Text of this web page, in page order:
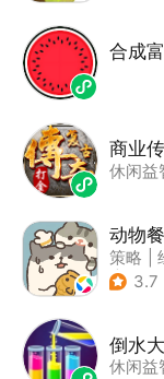
合成
商业
休闲益
动物
策略
| 宠物
3.7
倒水
休闲益